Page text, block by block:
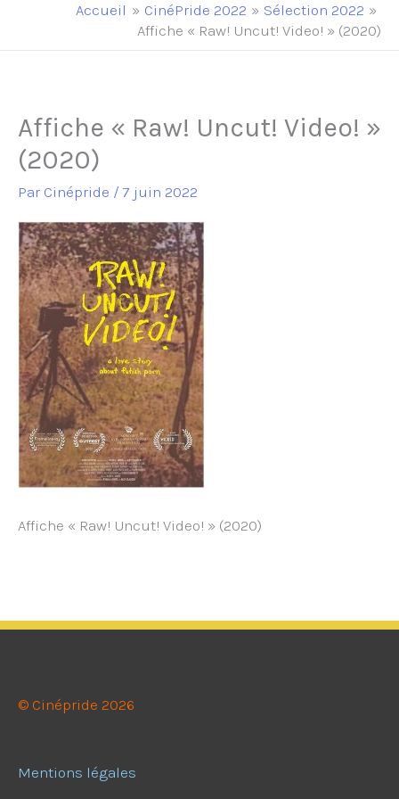
principal
Accueil CinéPride 2022
Sélection 2022
Affiche « Raw! Uncut! Video! » (2020)
Affiche « Raw! Uncut! Video! »
(2020)
Par Cinépride / 7 juin 2022
Affiche « Raw! Uncut! Video! » (2020)
© Cinépride 2026
Mentions légales